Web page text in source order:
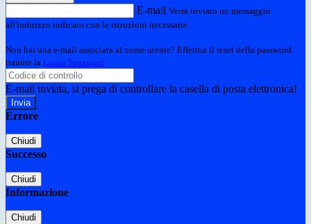
E-mail Verrà inviato un messaggio
all'indirizzo indicato con le istruzioni necessarie.
Non hai una e-mail associata al nome utente? Effettua il reset della password
tramite la Login Spaggiari
E-mail inviata, si prega di controllare la casella di posta elettronica!
Errore
Chiudi
Successo
Chiudi
Informazione
Chiudi